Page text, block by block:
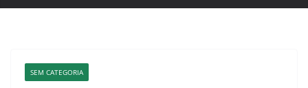
SEM CATEGORIA